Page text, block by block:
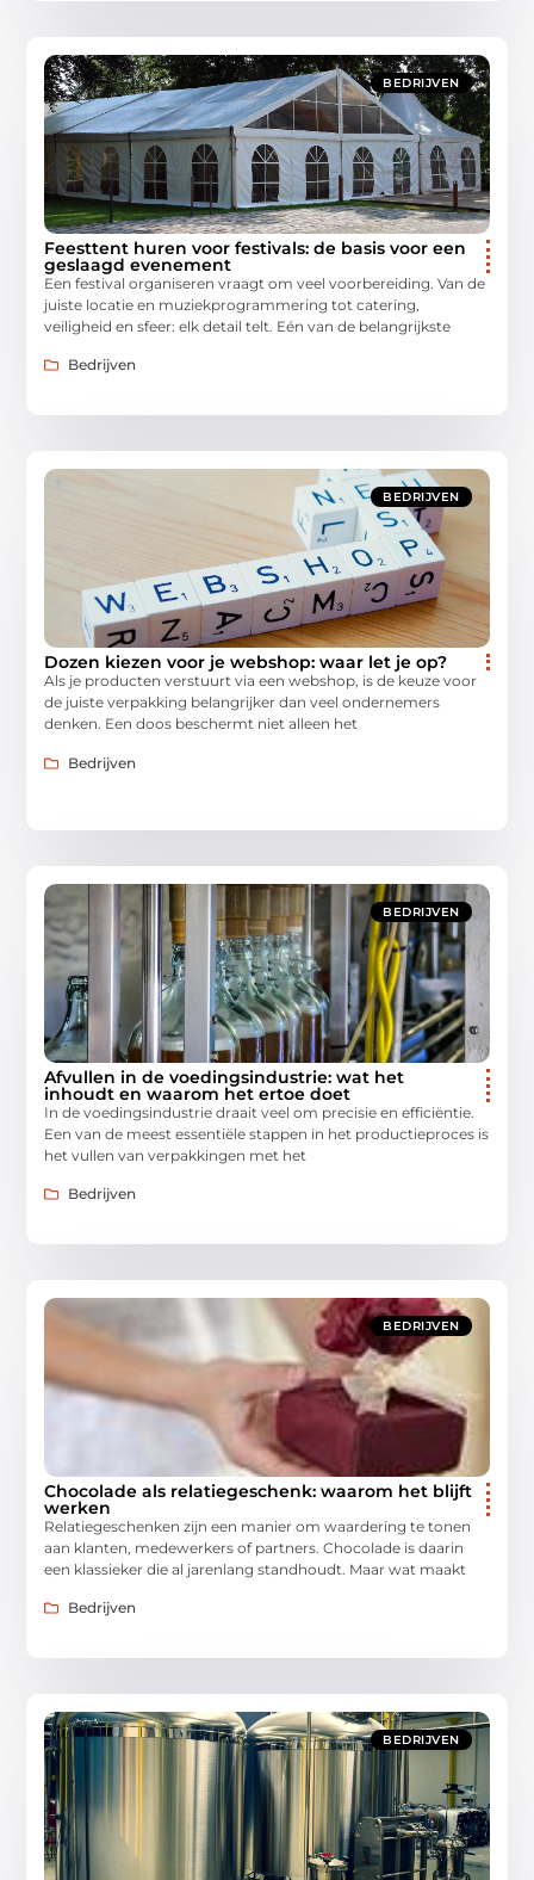
BEDRIJVEN
Feesttent huren voor festivals: de basis voor een
geslaagd evenement
Een festival organiseren vraagt om veel voorbereiding. Van de
juiste locatie en muziekprogrammering tot catering,
veiligheid en sfeer: elk detail telt. Eén van de belangrijkste
Bedrijven
BEDRIJVEN
Dozen kiezen voor je webshop: waar let je op?
Als je producten verstuurt via een webshop, is de keuze voor
de juiste verpakking belangrijker dan veel ondernemers
denken. Een doos beschermt niet alleen het
Bedrijven
BEDRIJVEN
Afvullen in de voedingsindustrie: wat het
inhoudt en waarom het ertoe doet
In de voedingsindustrie draait veel om precisie en efficiëntie.
Een van de meest essentiële stappen in het productieproces is
het vullen van verpakkingen met het
Bedrijven
BEDRIJVEN
Chocolade als relatiegeschenk: waarom het blijft
werken
Relatiegeschenken zijn een manier om waardering te tonen
aan klanten, medewerkers of partners. Chocolade is daarin
een klassieker die al jarenlang standhoudt. Maar wat maakt
Bedrijven
BEDRIJVEN